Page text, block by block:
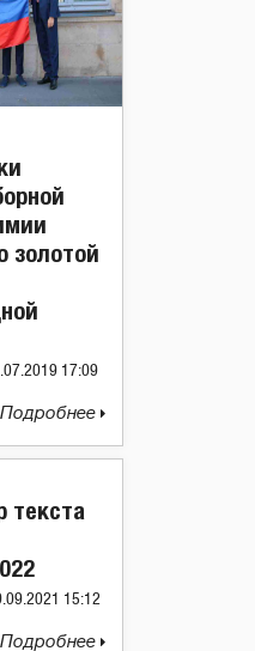
золотой
17:09
Подробнее
текста
15:12
Подробнее